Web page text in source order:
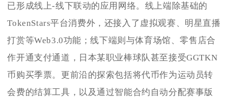
已形成线上-线下联动的应用网络。线上端除基础的
TokenStars平台消费外，还接入了虚拟观赛、明星直播
打赏等Web3.0功能；线下端则与体育场馆、零售店合
作开通支付通道，日本某职业棒球队甚至接受GGTKN
币购买季票。更前沿的探索包括将代币作为运动员转
会费的结算工具，以及通过智能合约自动分配赛事版